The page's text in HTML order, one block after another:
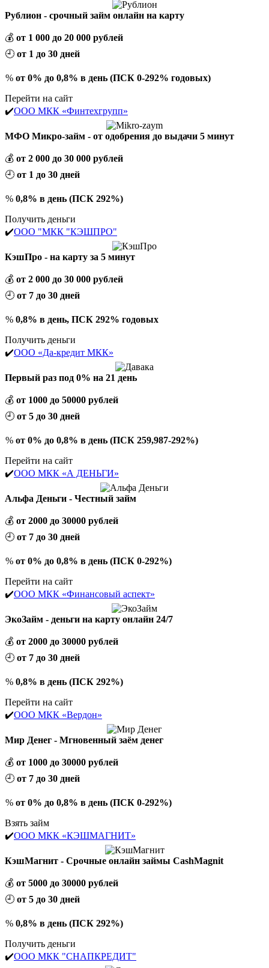
Рублион - срочный займ онлайн на карту
💰 от 1 000 до 20 000 рублей
🕘 от 1 до 30 дней
% от 0% до 0,8% в день (ПСК 0-292% годовых)
Перейти на сайт
✔️ООО МКК «Финтехгрупп»
МФО Микро-займ - от одобрения до выдачи 5 минут
💰 от 2 000 до 30 000 рублей
🕘 от 1 до 30 дней
% 0,8% в день (ПСК 292%)
Получить деньги
✔️ООО "МКК "КЭШПРО"
КэшПро - на карту за 5 минут
💰 от 2 000 до 30 000 рублей
🕘 от 7 до 30 дней
% 0,8% в день, ПСК 292% годовых
Получить деньги
✔️ООО «Да-кредит МКК»
Первый раз под 0% на 21 день
💰 от 1000 до 50000 рублей
🕘 от 5 до 30 дней
% от 0% до 0,8% в день (ПСК 259,987-292%)
Перейти на сайт
✔️ООО МКК «А ДЕНЬГИ»
Альфа Деньги - Честный займ
💰 от 2000 до 30000 рублей
🕘 от 7 до 30 дней
% от 0% до 0,8% в день (ПСК 0-292%)
Перейти на сайт
✔️ООО МКК «Финансовый аспект»
ЭкоЗайм - деньги на карту онлайн 24/7
💰 от 2000 до 30000 рублей
🕘 от 7 до 30 дней
% 0,8% в день (ПСК 292%)
Перейти на сайт
✔️ООО МКК «Вердон»
Мир Денег - Мгновенный заём денег
💰 от 1000 до 30000 рублей
🕘 от 7 до 30 дней
% от 0% до 0,8% в день (ПСК 0-292%)
Взять займ
✔️ООО МКК «КЭШМАГНИТ»
КэшМагнит - Срочные онлайн займы CashMagnit
💰 от 5000 до 30000 рублей
🕘 от 5 до 30 дней
% 0,8% в день (ПСК 292%)
Получить деньги
✔️ООО МКК "СНАПКРЕДИТ"